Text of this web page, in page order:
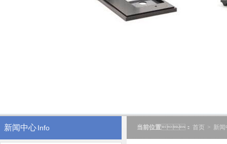
新闻中心Info 当前位置： 首页 > 新闻